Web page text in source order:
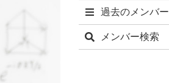
過去のメンバー
メンバー検索